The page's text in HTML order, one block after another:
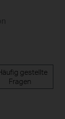
gestellte
Fragen